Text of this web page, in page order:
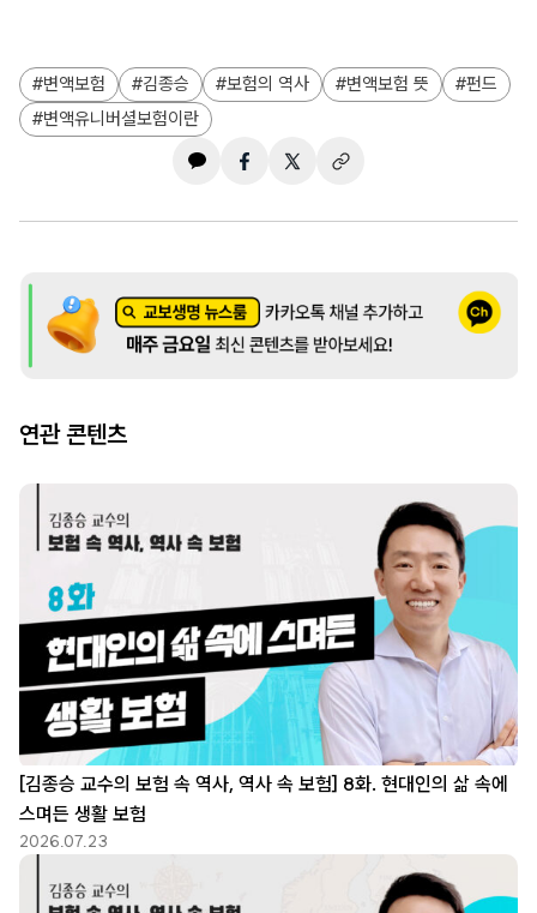
변액보험 김종승 보험의 역사 변액보험 뜻
펀드
변액유니버셜보험이란
연관 콘텐츠
[김종승 교수의 보험 속 역사, 역사 속 보험] 8화. 현대인의 삶 속에
스며든 생활 보험
2026.07.23